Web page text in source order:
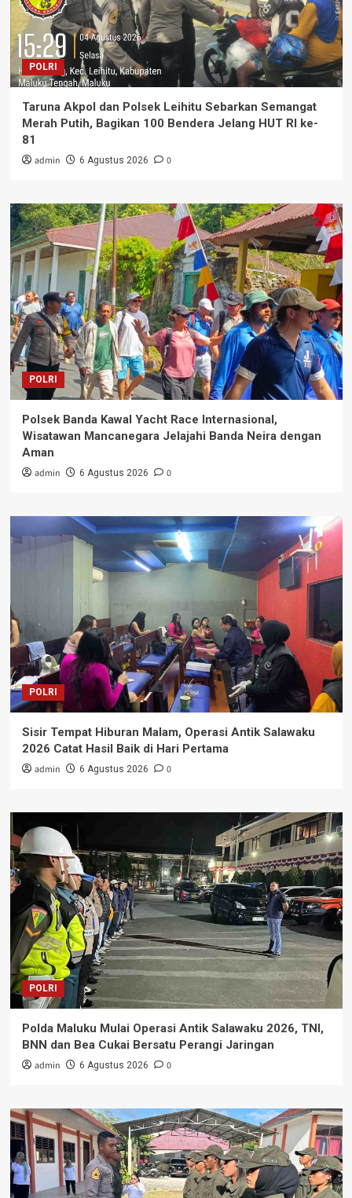
POLRI
Taruna Akpol dan Polsek Leihitu Sebarkan Semangat
Merah Putih, Bagikan 100 Bendera Jelang HUT RI ke-
81
admin 6 Agustus 2026 0
POLRI
Polsek Banda Kawal Yacht Race Internasional,
Wisatawan Mancanegara Jelajahi Banda Neira dengan
Aman
admin 6 Agustus 2026 0
POLRI
Sisir Tempat Hiburan Malam, Operasi Antik Salawaku
2026 Catat Hasil Baik di Hari Pertama
admin 6 Agustus 2026 0
POLRI
Polda Maluku Mulai Operasi Antik Salawaku 2026, TNI,
BNN dan Bea Cukai Bersatu Perangi Jaringan
admin 6 Agustus 2026 0